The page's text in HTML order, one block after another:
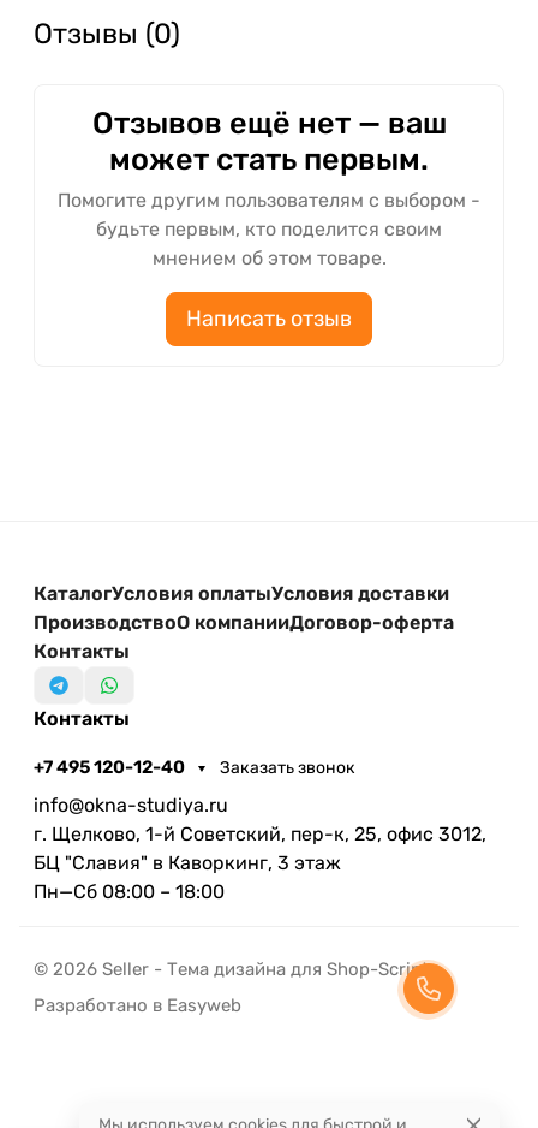
Отзывы (0)
Отзывов ещё нет — ваш
может стать первым.
Помогите другим пользователям с выбором -
будьте первым, кто поделится своим
мнением об этом товаре.
Написать отзыв
КаталогУсловия оплатыУсловия доставки
ПроизводствоО компанииДоговор-оферта
Контакты
Контакты
+7 495 120-12-40 Заказать звонок
info@okna-studiya.ru
г. Щелково, 1-й Советский, пер-к, 25, офис 3012,
БЦ "Славия" в Каворкинг, 3 этаж
Пн—Сб 08:00 – 18:00
© 2026 Seller - Тема дизайна для Shop-Script
Разработано в Easyweb